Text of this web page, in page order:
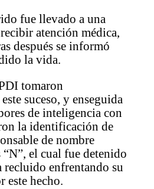
fue llevado a una
atención médica,
después se informó
la vida.
tomaron
suceso, y enseguida
de inteligencia con
la identificación de
de nombre
el cual fue detenido
recluido enfrentando su
este hecho.